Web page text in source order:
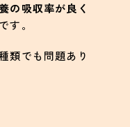
の吸収率が良く
です。
類でも問題あり